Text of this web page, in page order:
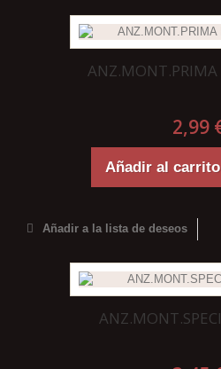
ANZ.MONT.PRIMA
2,99
Añadir al carrito
Añadir a la lista de deseos